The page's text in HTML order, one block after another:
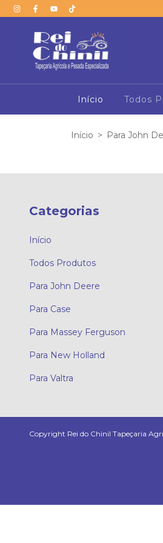
Início Todos
Início > Para John
Categorias
Início
Todos Produtos
Para John Deere
Para Case
Para Massey Ferguson
Para New Holland
Para Valtra
Copyright Rei do Chinil Tapeçaria